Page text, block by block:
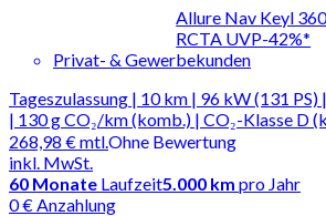
Allure Nav Keyl
RCTA UVP-42%*
Privat- & Gewerbekunden
Tageszulassung | 10 km | 96 kW (131
| 130 g CO₂/km (komb.) | CO₂-Klasse D
268,98 €mtl.
inkl. MwSt.
Ohne Bewertung
60 Monate Laufzeit5.000 km pro Jahr
0 € Anzahlung